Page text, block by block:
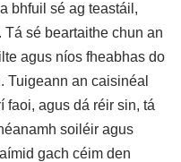
bhfuil sé ag teastáil,
sé beartaithe chun an
agus níos fheabhas do
Tuigeann an caisinéal
faoi, agus dá réir sin, tá
soiléir agus
gach céim den